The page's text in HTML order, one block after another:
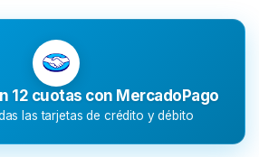
12 cuotas con MercadoPago
las tarjetas de crédito y débito